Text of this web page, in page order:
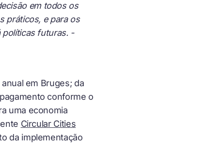
em todos os
práticos, e para os
políticas futuras. -
em Bruges; da
conforme o
uma economia
Circular Cities
da implementação